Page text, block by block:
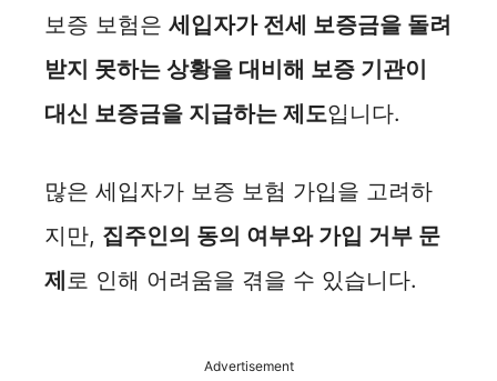
V
i
d
e
보증 보험은 세입자가 전세 보증금을 돌려
받지 못하는 상황을 대비해 보증 기관이
대신 보증금을 지급하는 제도입니다.
많은 세입자가 보증 보험 가입을 고려하
지만, 집주인의 동의 여부와 가입 거부 문
제로 인해 어려움을 겪을 수 있습니다.
Advertisement